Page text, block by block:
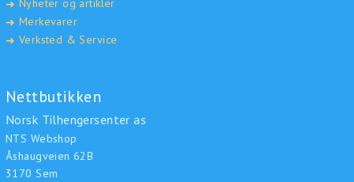
➜ Nyheter og artikler
➜ Merkevarer
➜ Verksted & Service
Nettbutikken
Norsk Tilhengersenter as
NTS Webshop
Åshaugveien 62B
3170 Sem